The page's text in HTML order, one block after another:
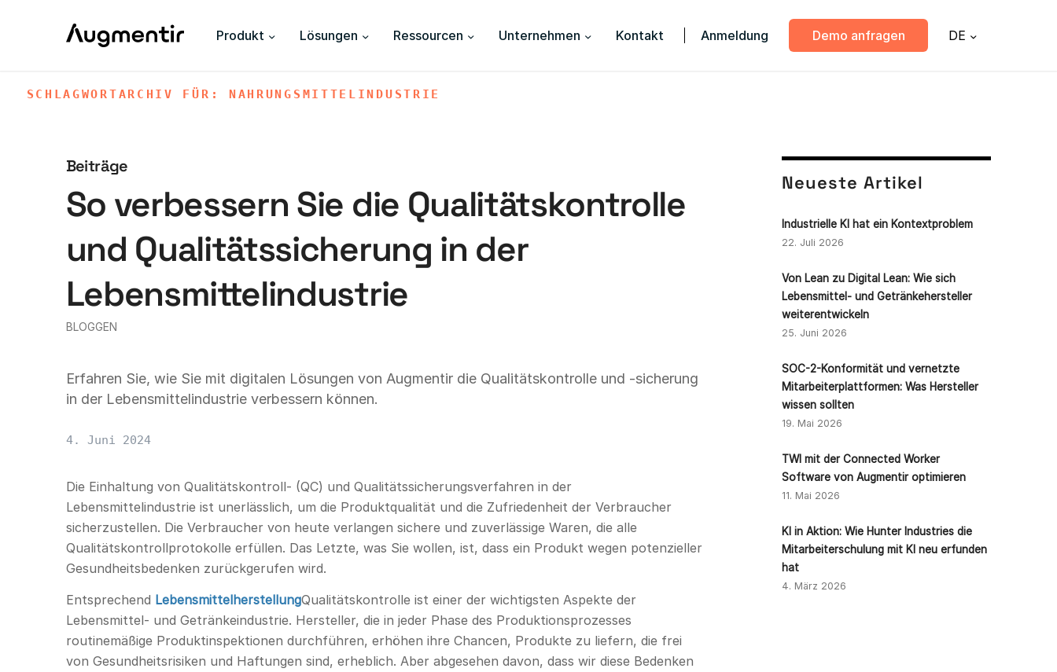
Produkt Lösungen Ressourcen Unternehmen Kontakt Anmeldung Demo anfragen DE
SCHLAGWORTARCHIV FÜR: NAHRUNGSMITTELINDUSTRIE
Beiträge
So verbessern Sie die Qualitätskontrolle
und Qualitätssicherung in der
Lebensmittelindustrie
BLOGGEN
Erfahren Sie, wie Sie mit digitalen Lösungen von Augmentir die Qualitätskontrolle und -sicherung
in der Lebensmittelindustrie verbessern können.
4. Juni 2024
Die Einhaltung von Qualitätskontroll- (QC) und Qualitätssicherungsverfahren in der
Lebensmittelindustrie ist unerlässlich, um die Produktqualität und die Zufriedenheit der Verbraucher
sicherzustellen. Die Verbraucher von heute verlangen sichere und zuverlässige Waren, die alle
Qualitätskontrollprotokolle erfüllen. Das Letzte, was Sie wollen, ist, dass ein Produkt wegen potenzieller
Gesundheitsbedenken zurückgerufen wird.
Entsprechend LebensmittelherstellungQualitätskontrolle ist einer der wichtigsten Aspekte der
Lebensmittel- und Getränkeindustrie. Hersteller, die in jeder Phase des Produktionsprozesses
routinemäßige Produktinspektionen durchführen, erhöhen ihre Chancen, Produkte zu liefern, die frei
von Gesundheitsrisiken und Haftungen sind, erheblich. Aber abgesehen davon, dass wir diese Bedenken
Neueste Artikel
Industrielle KI hat ein Kontextproblem
22. Juli 2026
Von Lean zu Digital Lean: Wie sich
Lebensmittel- und Getränkehersteller
weiterentwickeln
25. Juni 2026
SOC-2-Konformität und vernetzte
Mitarbeiterplattformen: Was Hersteller
wissen sollten
19. Mai 2026
TWI mit der Connected Worker
Software von Augmentir optimieren
11. Mai 2026
KI in Aktion: Wie Hunter Industries die
Mitarbeiterschulung mit KI neu erfunden
hat
4. März 2026